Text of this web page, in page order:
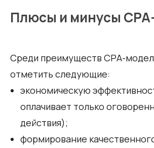
Плюсы и минусы
Среди преимуществ СРА-
отметить следующие:
экономическую
оплачивает только
действия);
формирование